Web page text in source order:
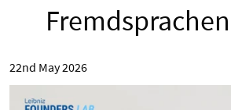
22nd May 2026